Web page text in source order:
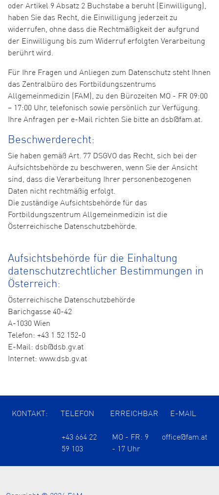
oder Artikel 9 Absatz 2 Buchstabe a beruht (Einwilligung),
haben Sie das Recht, die Einwilligung jederzeit zu
widerrufen, ohne dass die Rechtmäßigkeit der aufgrund
der Einwilligung bis zum Widerruf erfolgten Verarbeitung
berührt wird.
Für Ihre Fragen und Anliegen zum Datenschutz steht Ihnen
das Zentralbüro des Fortbildungszentrums
Allgemeinmedizin (FAM), zu den Bürozeiten MO - FR 09:00
– 17:00 Uhr, telefonisch sowie persönlich zur Verfügung.
Ihre Anfragen per e-Mail richten Sie bitte an dsb@fam.at.
Beschwerderecht:
Sie haben gemäß Art. 77 DSGVO das Recht, sich bei der
Aufsichtsbehörde zu beschweren, wenn Sie der Ansicht
sind, dass die Verarbeitung Ihrer personenbezogenen
Daten nicht rechtmäßig erfolgt.
Die zuständige Aufsichtsbehörde für das
Fortbildungszentrum Allgemeinmedizin ist die
Österreichische Datenschutzbehörde.
Aufsichtsbehörde für die Einhaltung
datenschutzrechtlicher Bestimmungen in
Österreich:
Österreichische Datenschutzbehörde
Barichgasse 40-42
A-1030 Wien
Telefon: +43 1 52 152-0
E-Mail: dsb@dsb.gv.at
Internet: www.dsb.gv.at
KONTAKT: TELEFON ERREICHBAR E-MAIL
+43 664 22
59 103
MO - FR: 9
- 17 Uhr
office@fam.at